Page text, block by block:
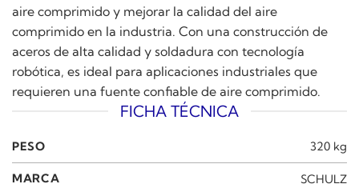
aire comprimido y mejorar la calidad del aire
comprimido en la industria. Con una construcción de
aceros de alta calidad y soldadura con tecnología
robótica, es ideal para aplicaciones industriales que
requieren una fuente confiable de aire comprimido.
FICHA TÉCNICA
PESO 320 kg
MARCA SCHULZ